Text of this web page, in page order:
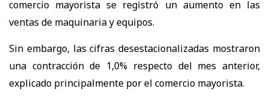
comercio mayorista se registró un aumento en las
ventas de maquinaria y equipos.
Sin embargo, las cifras desestacionalizadas mostraron
una contracción de 1,0% respecto del mes anterior,
explicado principalmente por el comercio mayorista.